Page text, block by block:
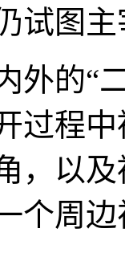
试图
外的“
过程
，以
个周